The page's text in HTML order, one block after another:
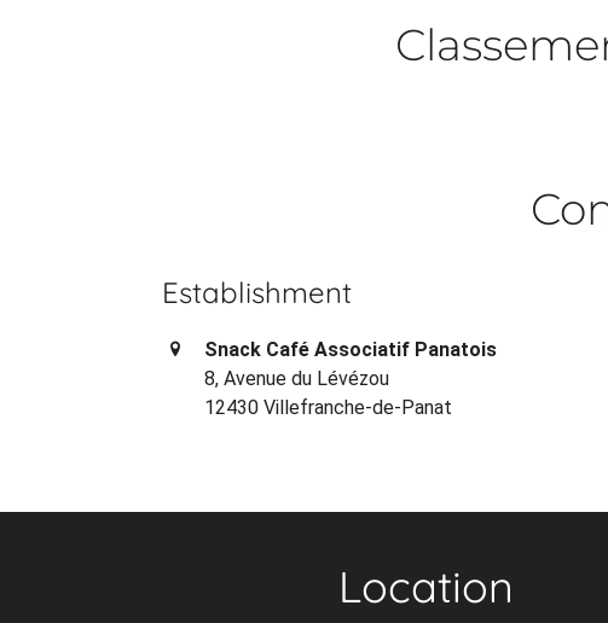
Establishment
Snack Café Associatif Panatois
8, Avenue du Lévézou
12430 Villefranche-de-Panat
Location